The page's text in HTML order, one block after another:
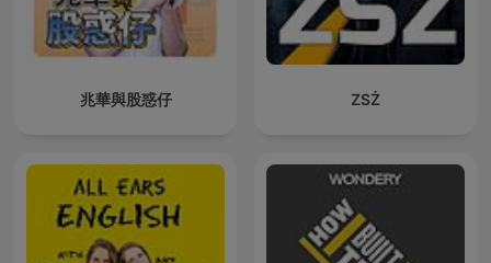
兆華與股惑仔 ZSŻ